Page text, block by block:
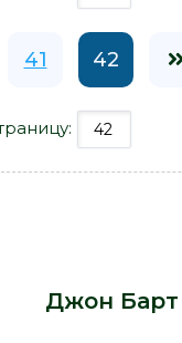
41 42
Джон Барт